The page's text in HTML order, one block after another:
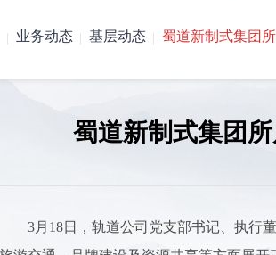
业务动态 基层动态 蜀道新制式集团
蜀道新制式集团
3月18日，轨道公司党支部书记、执行